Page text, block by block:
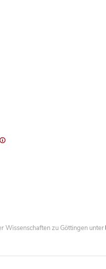
Wissenschaften zu Göttingen unter